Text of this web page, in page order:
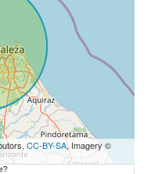
CC-BY-SA, Imagery ©